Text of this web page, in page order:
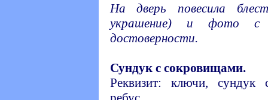
На дверь повесила
украшение) и фото с
достоверности.
Сундук с сокровищами.
Реквизит: ключи, сундук